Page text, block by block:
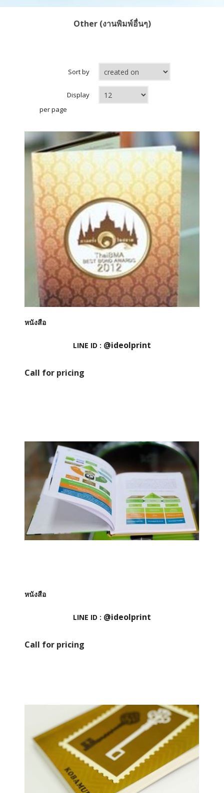
Other (งานพิมพ์อื่นๆ)
Sort by
Display
per page
หนังสือ
LINE ID : @ideolprint
Call for pricing
หนังสือ
LINE ID : @ideolprint
Call for pricing